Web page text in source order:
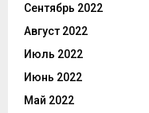
Сентябрь 2022
Август 2022
Июль 2022
Июнь 2022
Май 2022